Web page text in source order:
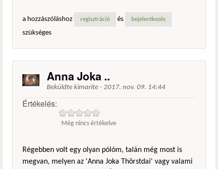
a hozzászóláshoz
regisztráció és bejelentkezés
szükséges
Anna Joka ..
Beküldte kimarite - 2017. nov. 09. 14:44
Értékelés:
Még nincs értékelve
Régebben volt egy olyan pólóm, talán még most is
megvan, melyen az 'Anna Joka Thörstdai' vagy valami